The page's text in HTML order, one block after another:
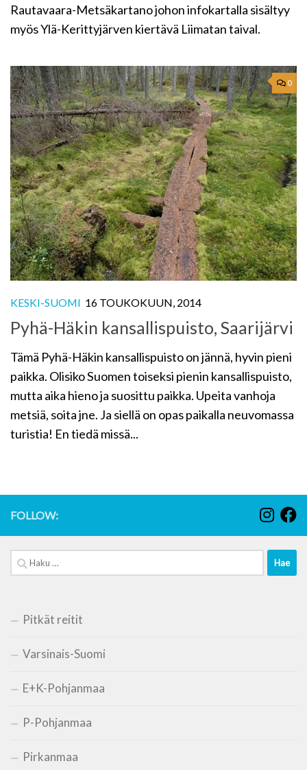
Rautavaara-Metsäkartano johon infokartalla sisältyy
myös Ylä-Kerittyjärven kiertävä Liimatan taival.
0
KESKI-SUOMI 16 TOUKOKUUN, 2014
Pyhä-Häkin kansallispuisto, Saarijärvi
Tämä Pyhä-Häkin kansallispuisto on jännä, hyvin pieni
paikka. Olisiko Suomen toiseksi pienin kansallispuisto,
mutta aika hieno ja suosittu paikka. Upeita vanhoja
metsiä, soita jne. Ja siellä on opas paikalla neuvomassa
turistia! En tiedä missä...
FOLLOW:
Haku:
Pitkät reitit
Varsinais-Suomi
E+K-Pohjanmaa
P-Pohjanmaa
Pirkanmaa